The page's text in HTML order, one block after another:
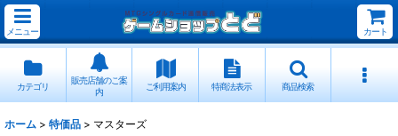
メニュー カート
カテゴリ
販売店舗のご案
内
ご利用案内 特商法表示 商品検索
ホーム > 特価品 > マスターズ